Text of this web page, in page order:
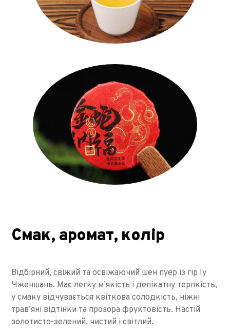
Смак, аромат, колір
Відбірний, свіжий та освіжаючий шен пуер із гір Іу
Чженшань. Має легку м’якість і делікатну терпкість,
у смаку відчувається квіткова солодкість, ніжні
трав’яні відтінки та прозора фруктовість. Настій
золотисто-зелений, чистий і світлий.